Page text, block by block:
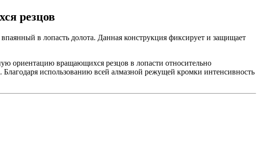
резцов
в лопасть долота. Данная конструкция фиксирует и защищает
ориентацию вращающихся резцов в лопасти относительно
использованию всей алмазной режущей кромки интенсивность